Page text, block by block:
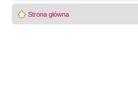
Strona główna